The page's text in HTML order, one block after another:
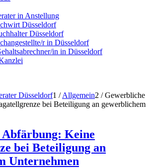
in Anstellung
Düsseldorf
Düsseldorf
r in Düsseldorf
in in Düsseldorf
Düsseldorf1 / Allgemein2 / Gewerbliche
bei Beteiligung an gewerblichem
Keine
bei Beteiligung an
Unternehmen